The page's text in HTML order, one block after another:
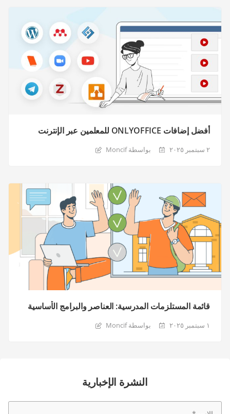
أفضل إضافات ONLYOFFICE للمعلمين عبر الإنترنت
٢ سبتمبر ٢٠٢٥ بواسطة Moncif
قائمة المستلزمات المدرسية: العناصر والبرامج الأساسية
١ سبتمبر ٢٠٢٥ بواسطة Moncif
النشرة الإخبارية